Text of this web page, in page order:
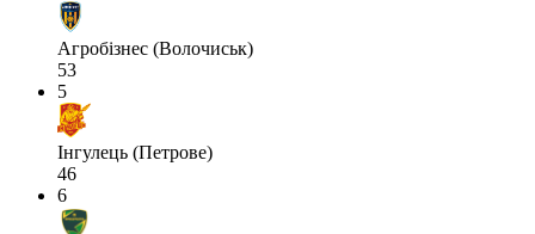
Агробізнес (Волочиськ)
53
5
Інгулець (Петрове)
46
6